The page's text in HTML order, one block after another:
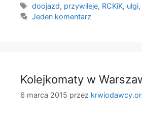
Tagi
doojazd, przywileje, RCKiK, ulgi
Jeden komentarz
Kolejkomaty w
6 marca 2015 przez